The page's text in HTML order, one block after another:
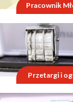
Pracownik
Przetargi i